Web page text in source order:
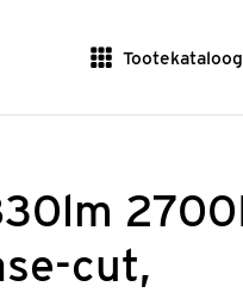
Tootekataloog
cut,